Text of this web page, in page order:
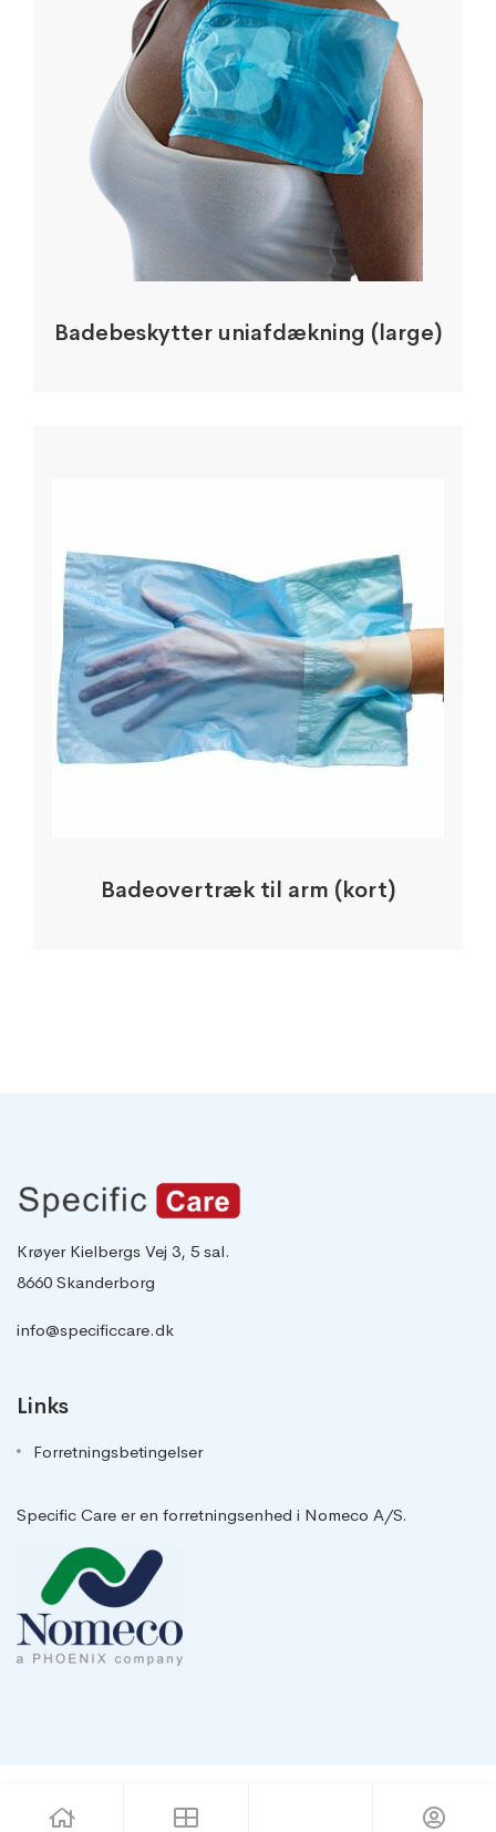
Badebeskytter uniafdækning (large)
Badeovertræk til arm (kort)
Krøyer Kielbergs Vej 3, 5 sal.
8660 Skanderborg
info@specificcare.dk
Links
Forretningsbetingelser
Specific Care er en forretningsenhed i Nomeco A/S.
Copyright 2023 | Mod by La Boite